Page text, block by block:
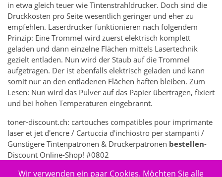
in etwa gleich teuer wie Tintenstrahldrucker. Doch sind die
Druckkosten pro Seite wesentlich geringer und eher zu
empfehlen. Laserdrucker funktionieren nach folgendem
Prinzip: Eine Trommel wird zuerst elektrisch komplett
geladen und dann einzelne Flächen mittels Lasertechnik
gezielt entladen. Nun wird der Staub auf die Trommel
aufgetragen. Der ist ebenfalls elektrisch geladen und kann
somit nur an den entladenen Flächen haften bleiben. Zum
Lesen: Nun wird das Pulver auf das Papier übertragen, fixiert
und bei hohen Temperaturen eingebrannt.
toner-discount.ch: cartouches compatibles pour imprimante
laser et jet d'encre / Cartuccia d'inchiostro per stampanti /
Günstigere Tintenpatronen & Druckerpatronen bestellen-
Discount Online-Shop! #0802
5258 - Elektronik > Drucken, Kopieren, Scannen & Faxen >
Wir verwenden ein paar Cookies. Möchten Sie alle